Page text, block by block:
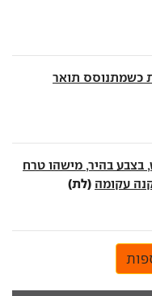
כשמתנוסס תואר
בצבע בהיר, מישהו טרח
עקומה (לת)